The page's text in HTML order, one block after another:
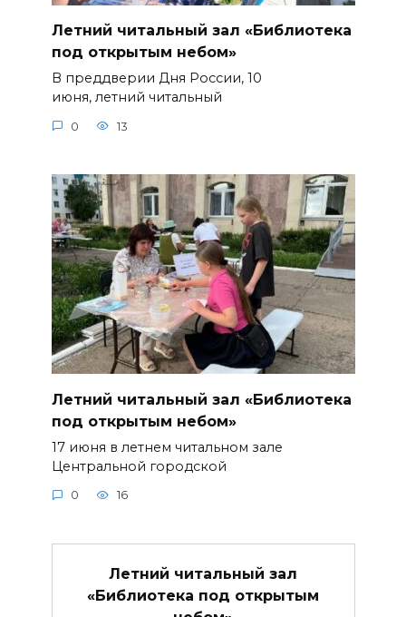
Летний читальный зал «Библиотека
под открытым небом»
В преддверии Дня России, 10
июня, летний читальный
0 13
Летний читальный зал «Библиотека
под открытым небом»
17 июня в летнем читальном зале
Центральной городской
0 16
Летний читальный зал
«Библиотека под открытым